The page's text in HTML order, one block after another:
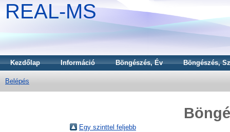
REAL-MS
Kezdőlap Információ Böngészés, Év Böngészés,
Belépés
Egy szinttel feljebb